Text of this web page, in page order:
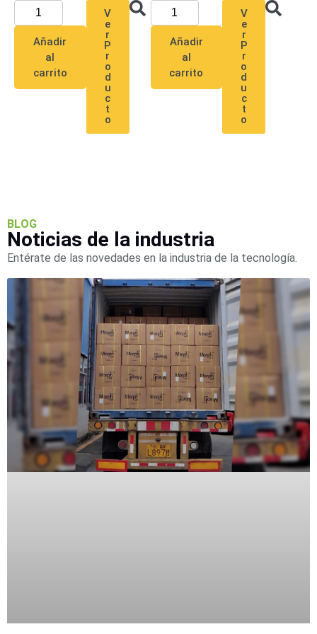
y
Mobiliario
Accesorios
Mobiliario
de
ApoyoPantallas
Videowall
Directa
Redes
Servidores
/
Almacenamiento
AccesoriosAlmacenamiento
NAS /
SAN /
eSATA
Discos
Duros
Mecánicos
(HDD)
Memorias
SD /
Memorias
Micro
SD
Servidores
CloudHIKVISIONHoneywellWisenet
Añadir
al
carrito
V
e
r
P
r
o
d
u
c
t
o
Añadir
al
carrito
V
e
r
P
r
o
d
u
c
t
o
BLOG
Noticias de la industria
Entérate de las novedades en la industria de la tecnología.